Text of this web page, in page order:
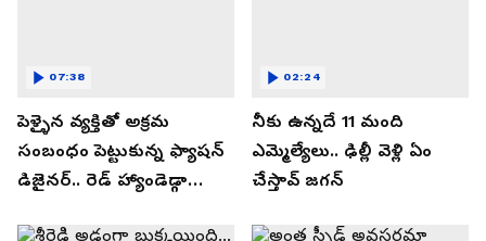
పెళ్ళైన వ్యక్తితో అక్రమ
సంబంధం పెట్టుకున్న ఫ్యాషన్
డిజైనర్.. రెడ్ హ్యాండెడ్గా
07:38
నీకు ఉన్నదే 11 మంది
ఎమ్మెల్యేలు.. ఢిల్లీ వెళ్లి ఏం
చేస్తావ్ జగన్
02:24